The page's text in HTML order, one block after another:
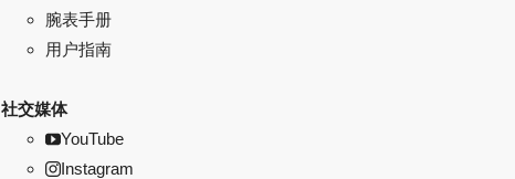
腕表手册
用户指南
社交媒体
YouTube
Instagram